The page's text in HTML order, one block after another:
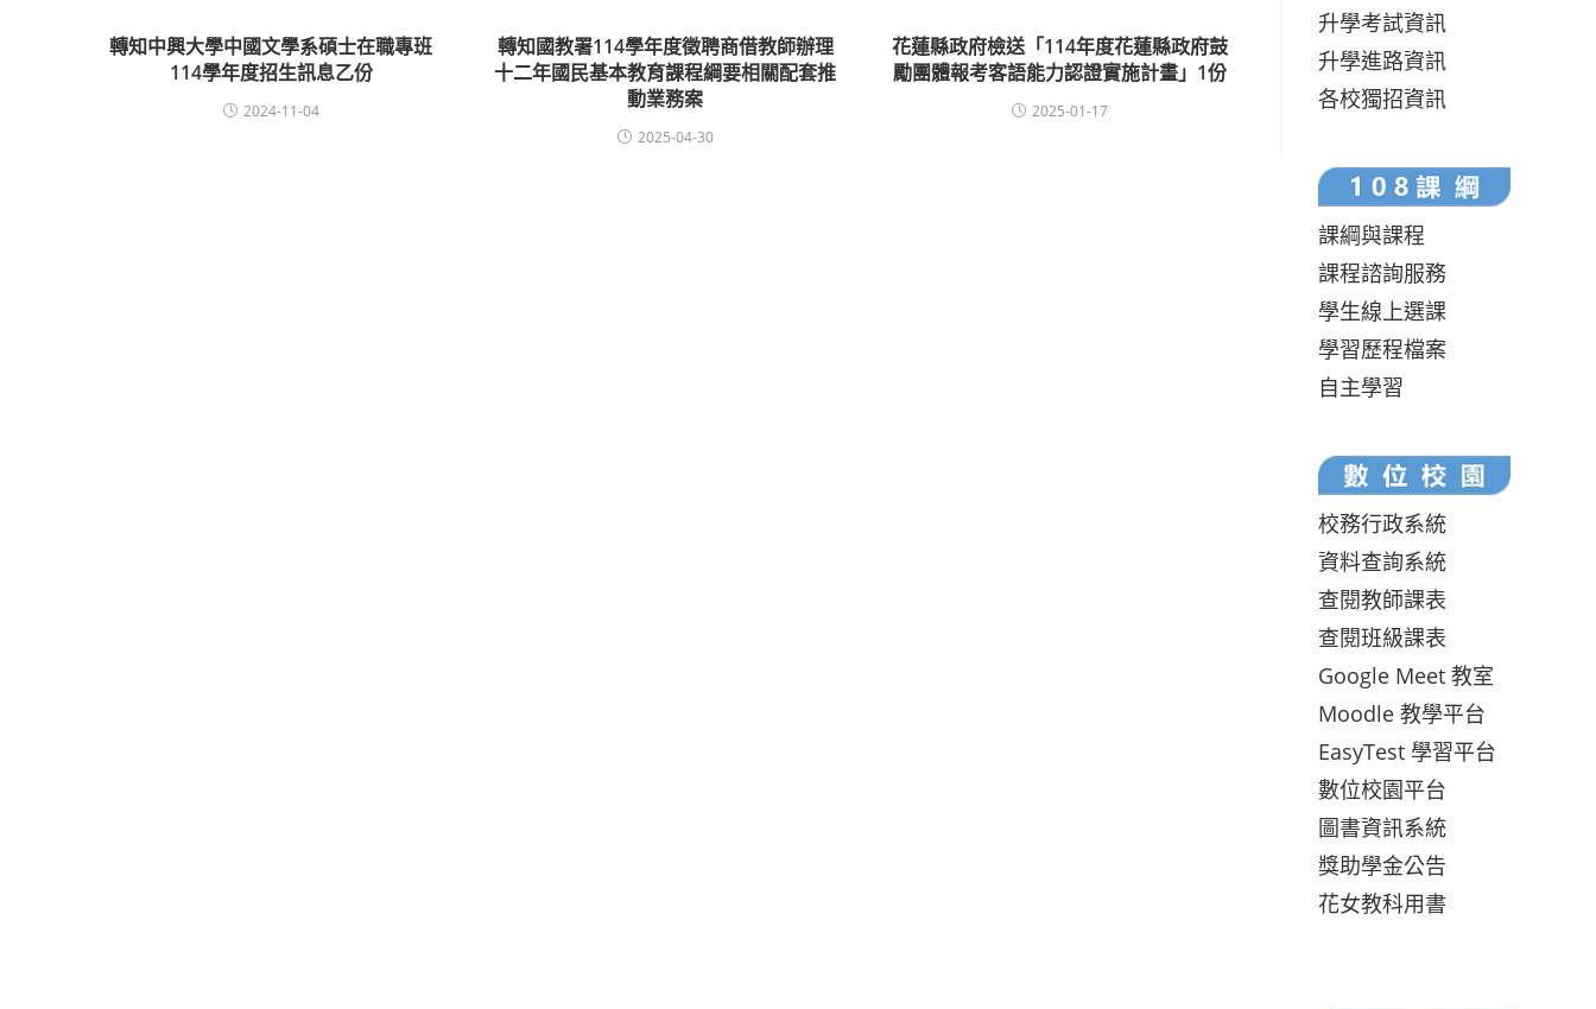
轉知中興大學中國文學系碩士在職專班
114學年度招生訊息乙份
2024-11-04
轉知國教署114學年度徵聘商借教師辦理
十二年國民基本教育課程綱要相關配套推
動業務案
2025-04-30
花蓮縣政府檢送「114年度花蓮縣政府鼓
勵團體報考客語能力認證實施計畫」1份
2025-01-17
升學考試資訊
升學進路資訊
各校獨招資訊
課綱與課程
課程諮詢服務
學生線上選課
學習歷程檔案
自主學習
校務行政系統
資料查詢系統
查閱教師課表
查閱班級課表
Google Meet 教室
Moodle 教學平台
EasyTest 學習平台
數位校園平台
圖書資訊系統
獎助學金公告
花女教科用書